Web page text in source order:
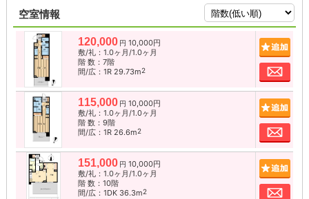
空室情報
120,000 円 10,000円
敷/礼：1.0ヶ月/1.0ヶ月
階 数：7階
間/広：1R 29.73m2 お
115,000 円 10,000円
敷/礼：1.0ヶ月/1.0ヶ月
階 数：9階
間/広：1R 26.6m2 お
151,000 円 10,000円
敷/礼：1.0ヶ月/1.0ヶ月
階 数：10階
間/広：1DK 36.3m2 お